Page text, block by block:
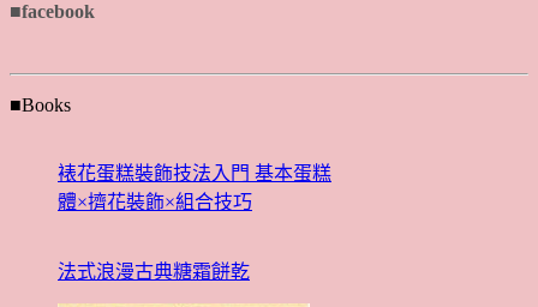
■facebook
■Books
裱花蛋糕裝飾技法入門 基本蛋糕
體×擠花裝飾×組合技巧
法式浪漫古典糖霜餅乾